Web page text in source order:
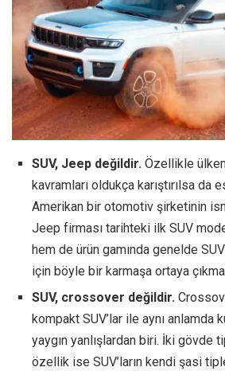
SUV, Jeep değildir. Özellikle
kavramları oldukça karıştırılsa da
Amerikan bir otomotiv şirketinin
Jeep firması tarihteki ilk SUV
hem de ürün gamında genelde
için böyle bir karmaşa ortaya
SUV, crossover değildir.
kompakt SUV’lar ile aynı anlamda
yaygın yanlışlardan biri. İki gövde
özellik ise SUV’ların kendi şasi